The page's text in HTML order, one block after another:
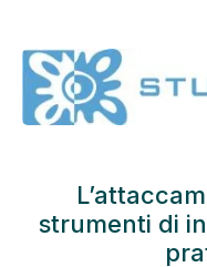
strumenti di